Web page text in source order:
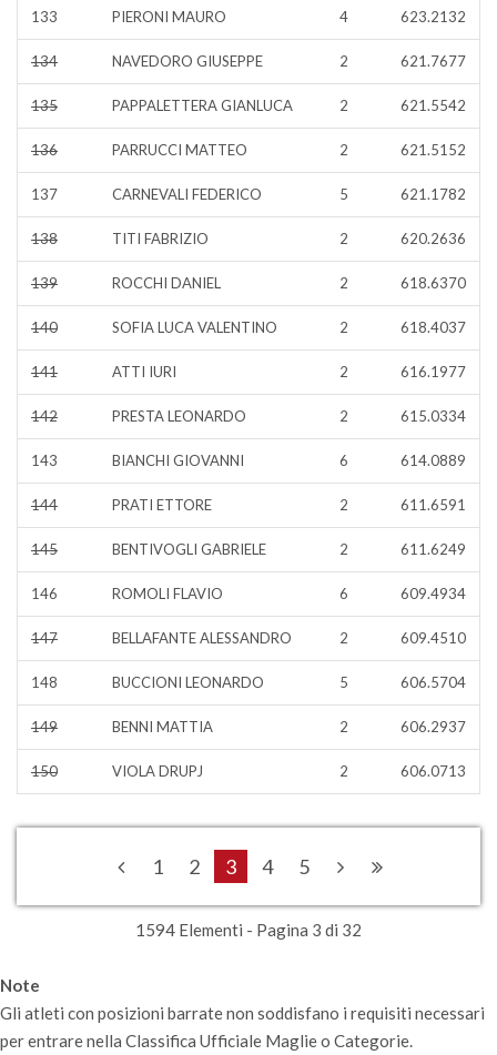
133 PIERONI MAURO 4 623.2132
134 NAVEDORO GIUSEPPE 2 621.7677
135 PAPPALETTERA GIANLUCA 2 621.5542
136 PARRUCCI MATTEO 2 621.5152
137 CARNEVALI FEDERICO 5 621.1782
138 TITI FABRIZIO 2 620.2636
139 ROCCHI DANIEL 2 618.6370
140 SOFIA LUCA VALENTINO 2 618.4037
141 ATTI IURI 2 616.1977
142 PRESTA LEONARDO 2 615.0334
143 BIANCHI GIOVANNI 6 614.0889
144 PRATI ETTORE 2 611.6591
145 BENTIVOGLI GABRIELE 2 611.6249
146 ROMOLI FLAVIO 6 609.4934
147 BELLAFANTE ALESSANDRO 2 609.4510
148 BUCCIONI LEONARDO 5 606.5704
149 BENNI MATTIA 2 606.2937
150 VIOLA DRUPJ 2 606.0713
1 2 3 4 5
1594 Elementi - Pagina 3 di 32
Note
Gli atleti con posizioni barrate non soddisfano i requisiti necessari
per entrare nella Classifica Ufficiale Maglie o Categorie.